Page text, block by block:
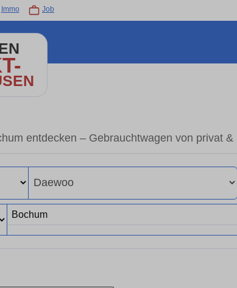
Immo Job
entdecken – Gebrauchtwagen von privat &